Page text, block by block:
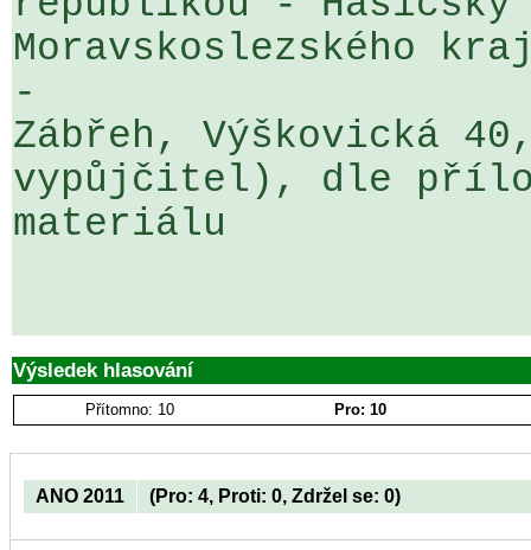
Moravskoslezského
-
Zábřeh, Výškovická
vypůjčitel), dle
materiálu
Výsledek hlasování
Přítomno: 10 Pro: 10
ANO 2011 (Pro: 4, Proti: 0, Zdržel se: 0)